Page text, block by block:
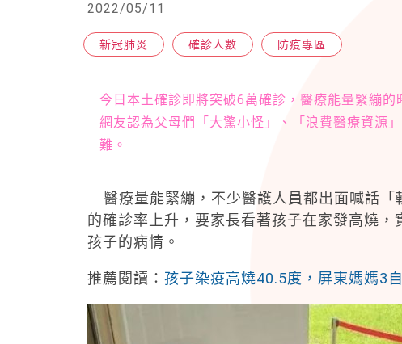
2022/05/11
新冠肺炎 確診人數 防疫專區
今日本土確診即將突破6萬確診，醫療能量緊繃
網友認為父母們「大驚小怪」、「浪費醫療資源
難。
醫療量能緊繃，不少醫護人員都出面喊話「
的確診率上升，要家長看著孩子在家發高燒
孩子的病情。
推薦閱讀： 孩子染疫高燒40.5度，屏東媽媽3